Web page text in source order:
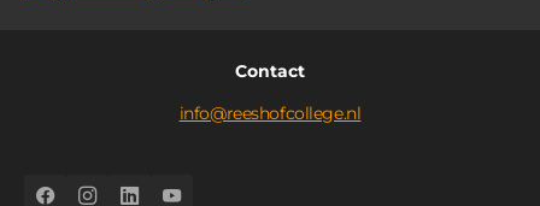
Contact
info@reeshofcollege.nl